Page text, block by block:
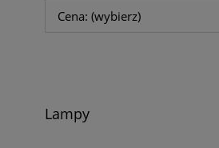
Cena: (wybierz)
Lampy